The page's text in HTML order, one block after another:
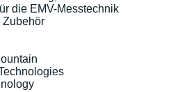
die EMV-Messtechnik
Zubehör